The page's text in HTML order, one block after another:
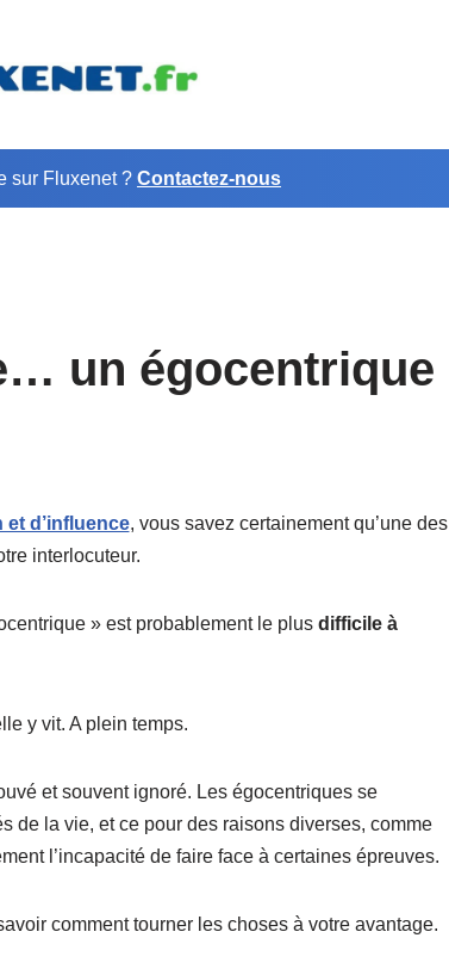
sur Fluxenet ? Contactez-nous
un égocentrique
d’influence, vous savez certainement qu’une des
interlocuteur.
» est probablement le plus difficile à
y vit. A plein temps.
et souvent ignoré. Les égocentriques se
de la vie, et ce pour des raisons diverses, comme
l’incapacité de faire face à certaines épreuves.
comment tourner les choses à votre avantage.